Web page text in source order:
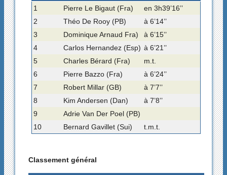
1 Pierre Le Bigaut (Fra)
en 3h39’16’’
2
Théo De Rooy (PB)
à 6’14’’
3
Dominique Arnaud Fra)
à 6’15’’
4
Carlos Hernandez (Esp) à 6’21’’
5
Charles Bérard (Fra)
m.t.
6
Pierre Bazzo (Fra)
à 6’24’’
7
Robert Millar (GB)
à 7’7’’
8
Kim Andersen (Dan)
à 7’8’’
9
Adrie Van Der Poel (PB)
10
Bernard Gavillet (Sui) t.m.t.
Classement général